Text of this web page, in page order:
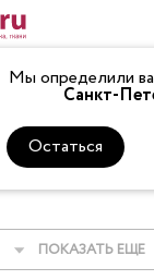
Мы определили
Санкт-
Остаться
ТКАНИ
ПОКАЗАТЬ ЕЩЕ